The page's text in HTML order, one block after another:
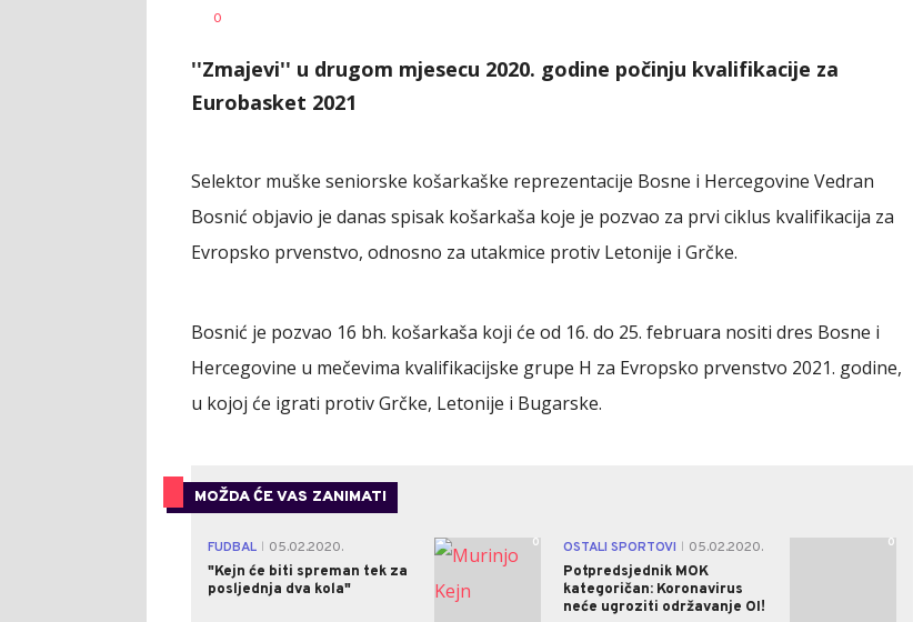
AUTOR
0
''Zmajevi'' u drugom mjesecu 2020. godine počinju kvalifikacije za
Eurobasket 2021
Selektor muške seniorske košarkaške reprezentacije Bosne i Hercegovine Vedran
Bosnić objavio je danas spisak košarkaša koje je pozvao za prvi ciklus kvalifikacija za
Evropsko prvenstvo, odnosno za utakmice protiv Letonije i Grčke.
Bosnić je pozvao 16 bh. košarkaša koji će od 16. do 25. februara nositi dres Bosne i
Hercegovine u mečevima kvalifikacijske grupe H za Evropsko prvenstvo 2021. godine,
u kojoj će igrati protiv Grčke, Letonije i Bugarske.
MOŽDA ĆE VAS ZANIMATI
FUDBAL
05.02.2020.
"Kejn će biti spreman tek za
posljednja dva kola"
0 OSTALI SPORTOVI
05.02.2020.
Potpredsjednik MOK
kategoričan: Koronavirus
neće ugroziti održavanje OI!
0